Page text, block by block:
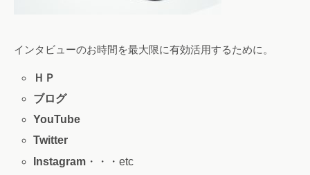
インタビューのお時間を最大限に有効活用するために。
ＨＰ
ブログ
YouTube
Twitter
Instagram ・・・etc